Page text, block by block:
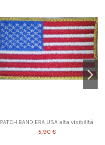
PATCH BANDIERA USA alta visibilità
5,90 €